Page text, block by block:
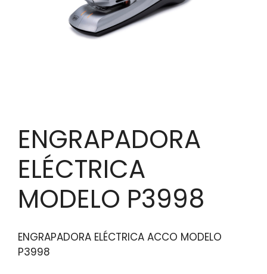
ENGRAPADORA
ELÉCTRICA
MODELO P3998
ENGRAPADORA ELÉCTRICA ACCO MODELO
P3998